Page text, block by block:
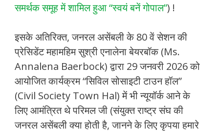
समर्थक समूह में शामिल हुआ “स्वयं बनें गोपाल”) !
इसके अतिरिक्त, जनरल असेंबली के 80 वें सेशन की
प्रेसिडेंट महामहिम सुश्री एनालेना बेयरबॉक (Ms.
Annalena Baerbock) द्वारा 29 जनवरी 2026 को
आयोजित कार्यक्रम “सिविल सोसाइटी टाउन हॉल”
(Civil Society Town Hal) में भी न्यूयॉर्क आने के
लिए आमंत्रित थे परिमल जी (संयुक्त राष्ट्र संघ की
जनरल असेंबली क्या होती है, जानने के लिए कृपया हमारे